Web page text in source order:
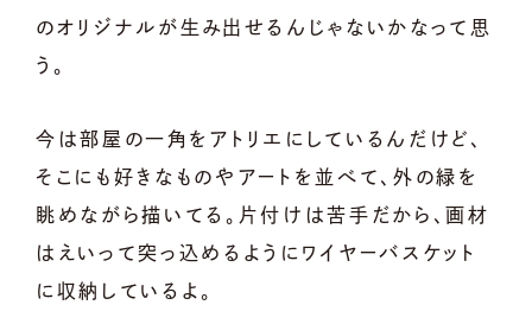
のオリジナルが生み出せるんじゃないかなって思
う。
今は部屋の一角をアトリエにしているんだけど、
そこにも好きなものやアートを並べて、外の緑を
眺めながら描いてる。片付けは苦手だから、画材
はえいって突っ込めるようにワイヤーバスケット
に収納しているよ。